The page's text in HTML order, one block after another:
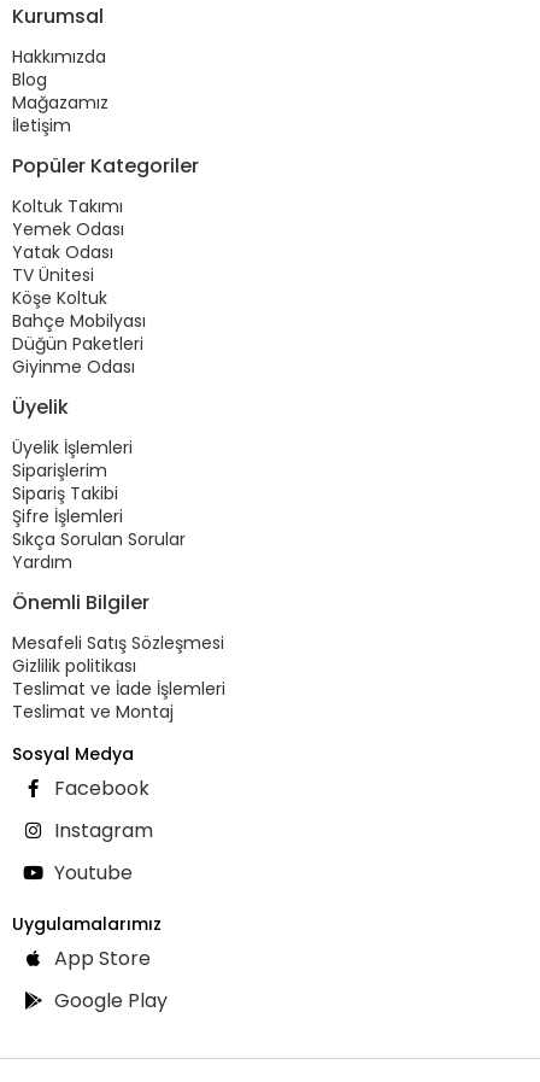
Kurumsal
Hakkımızda
Blog
Mağazamız
İletişim
Popüler Kategoriler
Koltuk Takımı
Yemek Odası
Yatak Odası
TV Ünitesi
Köşe Koltuk
Bahçe Mobilyası
Düğün Paketleri
Giyinme Odası
Üyelik
Üyelik İşlemleri
Siparişlerim
Sipariş Takibi
Şifre İşlemleri
Sıkça Sorulan Sorular
Yardım
Önemli Bilgiler
Mesafeli Satış Sözleşmesi
Gizlilik politikası
Teslimat ve İade İşlemleri
Teslimat ve Montaj
Sosyal Medya
Facebook
Instagram
Youtube
Uygulamalarımız
App Store
Google Play